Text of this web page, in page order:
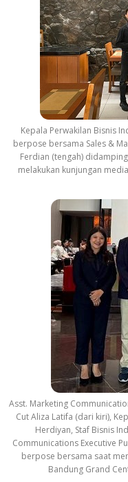
Kepala Perwakilan Bisnis
berpose bersama Sales &
Ferdian (tengah)
melakukan kunjungan
Asst. Marketing
Cut Aliza Latifa (dari kiri),
Herdiyan, Staf Bisnis
Communications Executive
berpose bersama saat
Bandung Grand